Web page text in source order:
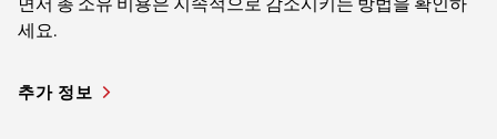
세요.
추가 정보